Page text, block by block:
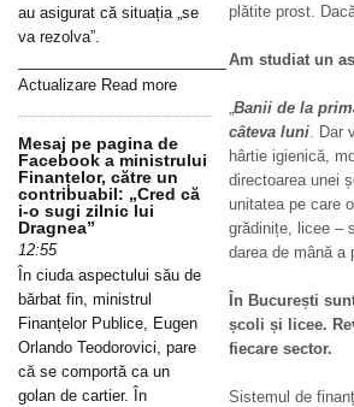
plătite prost.
Am studiat un
„Banii de la
câteva luni. Dar
hârtie igienică,
directoarea unei
unitatea pe care
grădinițe, licee –
darea de mână a
În București
școli și licee.
fiecare sector.
Sistemul de
au asigurat că situația „se
va rezolva”.
Actualizare Read more
Mesaj pe pagina de
Facebook a ministrului
Finanțelor, către un
contribuabil: „Cred că
i-o sugi zilnic lui
Dragnea”
12:55
În ciuda aspectului său de
bărbat fin, ministrul
Finanțelor Publice, Eugen
Orlando Teodorovici, pare
că se comportă ca un
golan de cartier. În